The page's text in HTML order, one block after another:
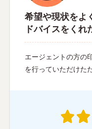
希望や現状をよ
ドバイスをくれ
エージェントの方の
を行っていただけた